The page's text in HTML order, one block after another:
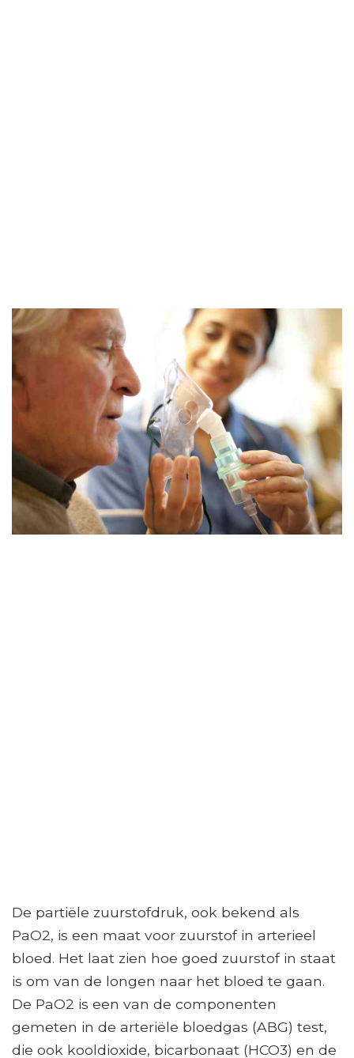
De partiële zuurstofdruk, ook bekend als
PaO2, is een maat voor zuurstof in arterieel
bloed. Het laat zien hoe goed zuurstof in staat
is om van de longen naar het bloed te gaan.
De PaO2 is een van de componenten
gemeten in de arteriële bloedgas (ABG) test,
die ook kooldioxide, bicarbonaat (HCO3) en de